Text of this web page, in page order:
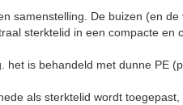
samenstelling. De buizen (en
sterktelid in een compacte en
is behandeld met dunne PE
als sterktelid wordt